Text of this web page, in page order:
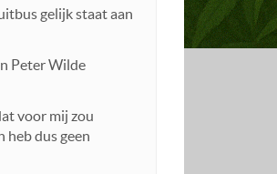
gelijk staat aan
Peter Wilde
voor mij zou
heb dus geen